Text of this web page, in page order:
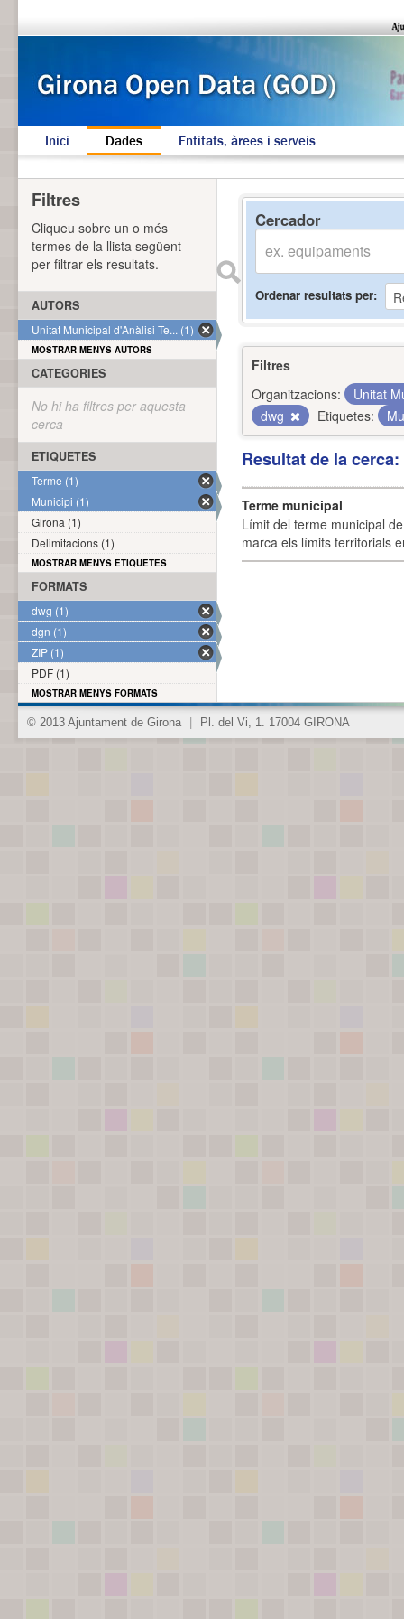
Inici Dades Entitats, àrees i serveis
Cercador
Ordenar resultats per
Filtres
Organitzacions:
Unitat
dwg
Etiquetes:
Resultat de la
Terme municipal
Límit del terme municipal
marca els límits territorials
Filtres
Cliqueu sobre un o més
termes de la llista següent
per filtrar els resultats.
AUTORS
Unitat Municipal d'Anàlisi Te... (1)
MOSTRAR MENYS AUTORS
CATEGORIES
No hi ha filtres per aquesta
cerca
ETIQUETES
Terme (1)
Municipi (1)
Girona (1)
Delimitacions (1)
MOSTRAR MENYS ETIQUETES
FORMATS
dwg (1)
dgn (1)
ZIP (1)
PDF (1)
MOSTRAR MENYS FORMATS
© 2013 Ajuntament de Girona Pl. del Vi, 1. 17004 GIRONA